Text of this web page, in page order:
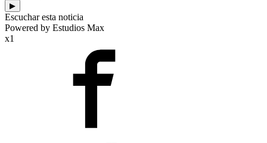
▶
Escuchar esta noticia
Powered by Estudios Max
x1